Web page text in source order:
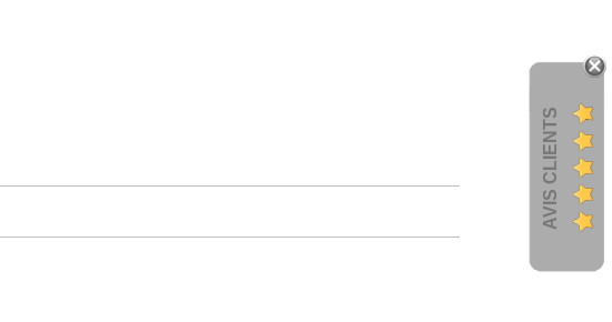
AVIS CLIENTS